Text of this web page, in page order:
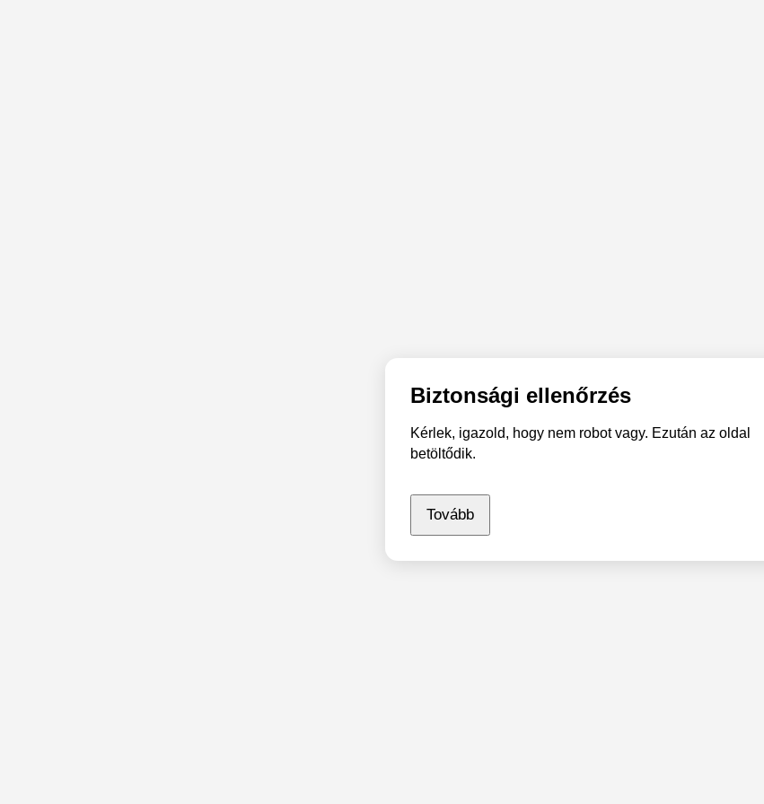
Biztonsági ellenőrzés
Kérlek, igazold, hogy nem robot vagy. Ezután az oldal
betöltődik.
Tovább